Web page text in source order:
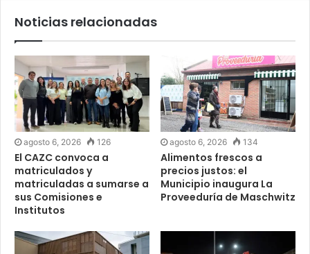
Noticias relacionadas
agosto 6, 2026 126
El CAZC convoca a
matriculados y
matriculadas a sumarse a
sus Comisiones e
Institutos
agosto 6, 2026 134
Alimentos frescos a
precios justos: el
Municipio inaugura La
Proveeduría de Maschwitz